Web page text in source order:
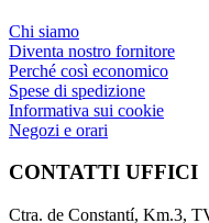
Chi siamo
Diventa nostro fornitore
Perché così economico
Spese di spedizione
Informativa sui cookie
Negozi e orari
CONTATTI UFFICI
Ctra. de Constantí, Km.3,